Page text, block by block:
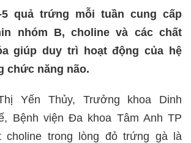
5 quả trứng mỗi tuần cung cấp
nhóm B, choline và các chất
giúp duy trì hoạt động của hệ
chức năng não.
Yến Thủy, Trưởng khoa Dinh
Bệnh viện Đa khoa Tâm Anh TP
choline trong lòng đỏ trứng gà là